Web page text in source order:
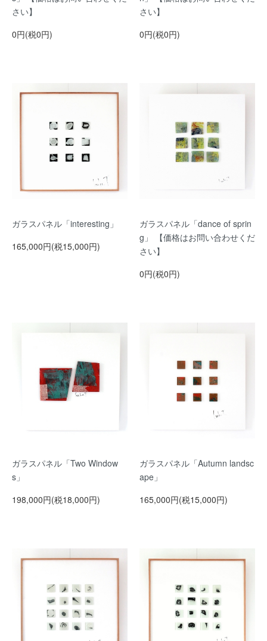
さい】
0円(税0円)
さい】
0円(税0円)
ガラスパネル「interesting」
165,000円(税15,000円)
ガラスパネル「dance of sprin
g」 【価格はお問い合わせくだ
さい】
0円(税0円)
ガラスパネル「Two Window
s」
198,000円(税18,000円)
ガラスパネル「Autumn landsc
ape」
165,000円(税15,000円)